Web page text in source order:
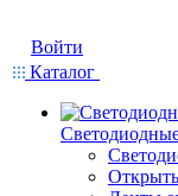
Войти
Каталог